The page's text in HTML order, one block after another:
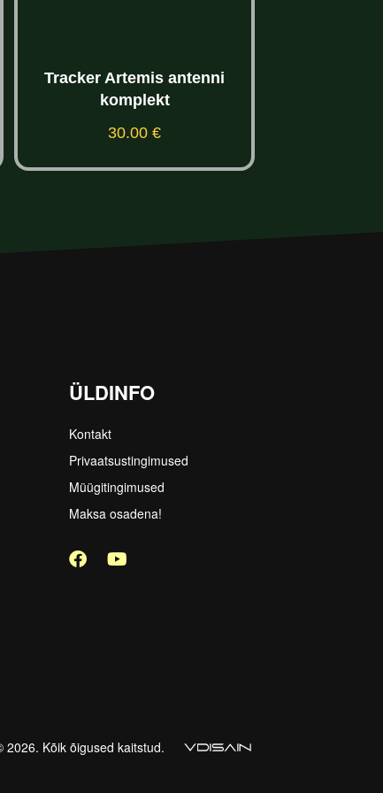
Tracker Artemis antenni
komplekt
30.00€
ÜLDINFO
Kontakt
Privaatsustingimused
Müügitingimused
Maksa osadena!
2026. Kõik õigused kaitstud.